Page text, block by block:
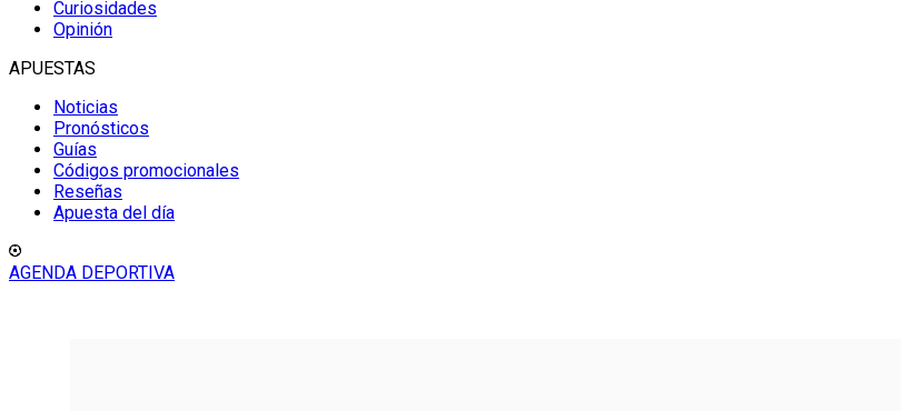
Curiosidades
Opinión
APUESTAS
Noticias
Pronósticos
Guías
Códigos promocionales
Reseñas
Apuesta del día
AGENDA DEPORTIVA